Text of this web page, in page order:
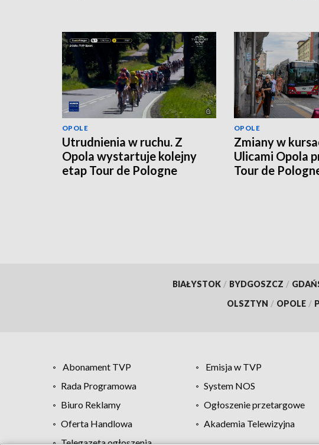
OPOLE
Utrudnienia w ruchu. Z
Opola wystartuje kolejny
etap Tour de Pologne
OPOLE
Zmiany w
Ulicami Opola
Tour de
BIAŁYSTOK / BYDGOSZCZ /
OLSZTYN / OPOLE /
Abonament TVP Emisja w TVP
Rada Programowa
System NOS
Biuro Reklamy
Ogłoszenie przetargowe
Oferta Handlowa
Akademia Telewizyjna
Telegazeta ogłoszenia